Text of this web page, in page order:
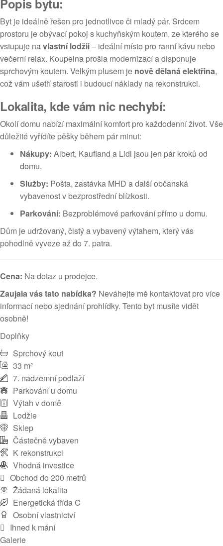
Popis bytu:
Byt je ideálně řešen pro jednotlivce či mladý pár. Srdcem
prostoru je obývací pokoj s kuchyňským koutem, ze kterého se
vstupuje navlastní lodžii– ideální místo pro ranní kávu nebo
večerní relax. Koupelna prošla modernizací a disponuje
sprchovým koutem. Velkým plusem je nově dělaná elektřina,
což vám ušetří starosti i budoucí náklady na rekonstrukci.
Lokalita, kde vám nic nechybí:
Okolí domu nabízí maximální komfort pro každodenní život. Vše
důležité vyřídíte pěšky během pár minut:
Nákupy: Albert, Kaufland a Lidl jsou jen pár kroků od
domu.
Služby: Pošta, zastávka MHD a další občanská
vybavenost v bezprostřední blízkosti.
Parkování: Bezproblémové parkování přímo u domu.
Dům je udržovaný, čistý a vybavený výtahem, který vás
pohodlně vyveze až do 7. patra.
Cena: Na dotaz u prodejce.
Zaujala vás tato nabídka? Neváhejte mě kontaktovat pro více
informací nebo sjednání prohlídky. Tento byt musíte vidět
osobně!
Doplňky
Sprchový kout
33 m²
7. nadzemní podlaží
Parkování u domu
Výtah v domě
Lodžie
Sklep
Částečně vybaven
K rekonstrukci
Vhodná investice
Obchod do 200 metrů
Žádaná lokalita
Energetická třída C
Osobní vlastnictví
Ihned k mání
Galerie